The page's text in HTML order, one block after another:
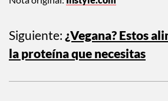
Siguiente: ¿Vegana? Estos
la proteína que necesitas